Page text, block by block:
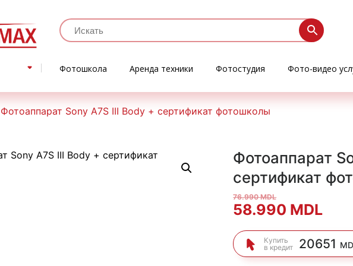
Фотошкола Аренда техники Фотостудия Фото-видео
Фотоаппарат Sony A7S III Body + сертификат фотошколы
Фотоаппарат
сертификат
76.990MDL
Первоначальная
цена
составляла
58.990 MDL
Купить
в кредит
20651